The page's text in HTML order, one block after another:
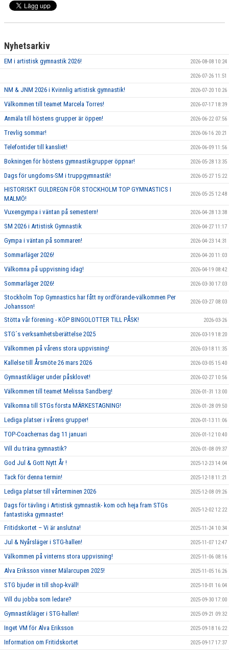
Nyhetsarkiv
EM i artistisk gymnastik 2026! 2026-08-08 10:24
2026-07-26 11:51
NM & JNM 2026 i Kvinnlig artistisk gymnastik! 2026-07-20 10:26
Välkommen till teamet Marcela Torres! 2026-07-17 18:39
Anmäla till höstens grupper är öppen! 2026-06-22 07:56
Trevlig sommar! 2026-06-16 20:21
Telefontider till kansliet! 2026-06-09 11:56
Bokningen för höstens gymnastikgrupper öppnar! 2026-05-28 13:35
Dags för ungdoms-SM i truppgymnastik! 2026-05-27 15:22
HISTORISKT GULDREGN FÖR STOCKHOLM TOP GYMNASTICS I
MALMÖ!
2026-05-25 12:48
Vuxengympa i väntan på semestern! 2026-04-28 13:38
SM 2026 i Artistisk Gymnastik 2026-04-27 11:17
Gympa i väntan på sommaren! 2026-04-23 14:31
Sommarläger 2026! 2026-04-20 11:03
Välkomna på uppvisning idag! 2026-04-19 08:42
Sommarläger 2026! 2026-03-30 17:03
Stockholm Top Gymnastics har fått ny ordförande-välkommen Per
Johansson!
2026-03-27 08:03
Stötta vår förening - KÖP BINGOLOTTER TILL PÅSK! 2026-03-26
STG´s verksamhetsberättelse 2025 2026-03-19 18:20
Välkommen på vårens stora uppvisning! 2026-03-18 11:35
Kallelse till Årsmöte 26 mars 2026 2026-03-05 15:40
Gymnastikläger under påsklovet! 2026-02-27 10:56
Välkommen till teamet Melissa Sandberg! 2026-01-31 13:00
Välkomna till STGs första MÄRKESTAGNING! 2026-01-28 09:50
Lediga platser i vårens grupper! 2026-01-13 11:06
TOP-Coachernas dag 11 januari 2026-01-12 10:40
Vill du träna gymnastik? 2026-01-08 09:37
God Jul & Gott Nytt År ! 2025-12-23 14:04
Tack för denna termin! 2025-12-18 11:21
Lediga platser till vårterminen 2026 2025-12-08 09:26
Dags för tävling i Artistisk gymnastik- kom och heja fram STGs
fantastiska gymnaster!
2025-12-02 12:22
Fritidskortet – Vi är anslutna! 2025-11-24 10:34
Jul & Nyårsläger i STG-hallen! 2025-11-07 12:47
Välkommen på vinterns stora uppvisning! 2025-11-06 08:16
Alva Eriksson vinner Mälarcupen 2025! 2025-11-05 16:26
STG bjuder in till shop-kväll! 2025-10-01 16:04
Vill du jobba som ledare? 2025-09-30 17:00
Gymnastikläger i STG-hallen! 2025-09-21 09:32
Inget VM för Alva Eriksson 2025-09-18 16:22
Information om Fritidskortet 2025-09-17 17:37